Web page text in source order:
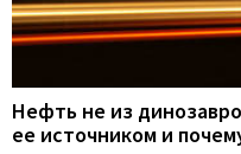
Нефть не из
ее источником и